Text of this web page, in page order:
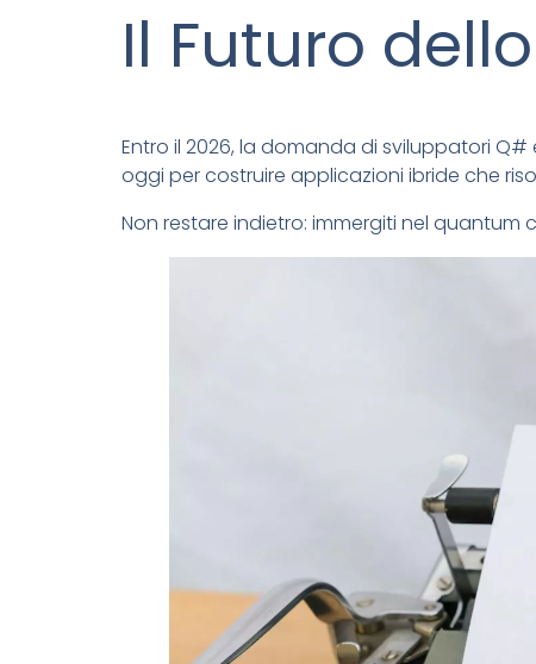
Il Futuro
Entro il 2026, la domanda di sviluppatori
oggi per costruire applicazioni ibride che
Non restare indietro: immergiti nel